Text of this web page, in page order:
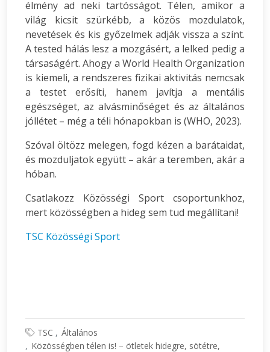
élmény ad neki tartósságot. Télen, amikor a
világ kicsit szürkébb, a közös mozdulatok,
nevetések és kis győzelmek adják vissza a színt.
A tested hálás lesz a mozgásért, a lelked pedig a
társaságért. Ahogy a World Health Organization
is kiemeli, a rendszeres fizikai aktivitás nemcsak
a testet erősíti, hanem javítja a mentális
egészséget, az alvásminőséget és az általános
jóllétet – még a téli hónapokban is (WHO, 2023).
Szóval öltözz melegen, fogd kézen a barátaidat,
és mozduljatok együtt – akár a teremben, akár a
hóban.
Csatlakozz Közösségi Sport csoportunkhoz,
mert közösségben a hideg sem tud megállítani!
TSC Közösségi Sport
TSC
Általános
Közösségben télen is! – ötletek hidegre, sötétre,